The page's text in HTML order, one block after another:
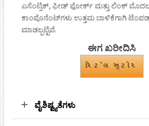
ಎಸೆಂಟ್ರಿಕ್, ಫೀಡ್ ಫೋರ್ಕ್ ಮತ್ತು ಲಿಂಕ್
ಕಾಂಪೊನೆಂಟ್‌ಗಳು ಉತ್ತಮ ಬಾಳಿಕೆಗಾಗಿ
ಮಾಡಲ್ಪಟ್ಟಿವೆ.
ಈಗ ಖರೀದಿಸಿ
રિટેલ સ્ટોર
ವೈಶಿಷ್ಟ್ಯತೆಗಳು